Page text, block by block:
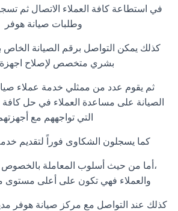
في استطاعة كافة العملاء الاتصال ثم
وطلبات صيانة هوفر
كذلك يمكن التواصل برقم الصيانة الخاص
بشري متخصص لإصلاح
ثم يقوم عدد من ممثلي خدمة عملاء
الصيانة على مساعدة العملاء في حل
التي تواجههم مع
كما يسجلون الشكاوى فوراً لتقديم
،أما من حيث أسلوب المعاملة بالخصوص
والعملاء فهي تكون على أعلى مستوى
كذلك عند التواصل مع مركز صيانة هوفر